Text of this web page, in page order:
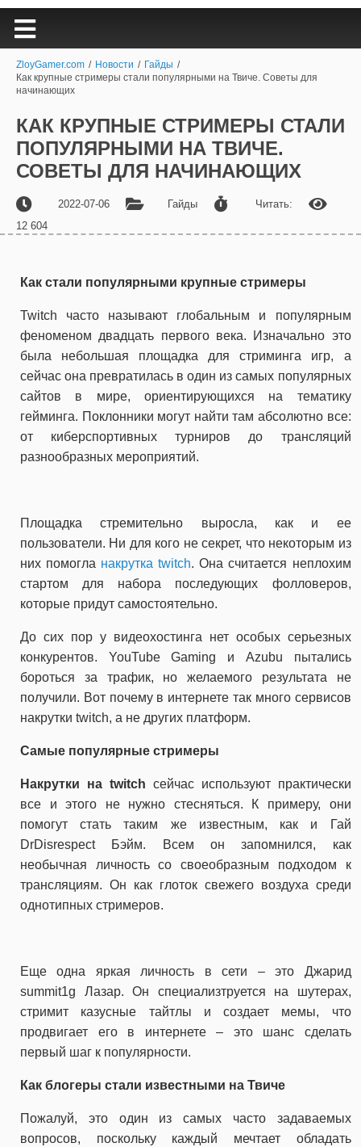
ZloyGamer.com / Новости / Гайды /
Как крупные стримеры стали популярными на Твиче. Советы для
начинающих
КАК КРУПНЫЕ СТРИМЕРЫ СТАЛИ
ПОПУЛЯРНЫМИ НА ТВИЧЕ.
СОВЕТЫ ДЛЯ НАЧИНАЮЩИХ
2022-07-06 Гайды
Читать:
12 604
Как стали популярными крупные стримеры
Twitch часто называют глобальным и популярным
феноменом двадцать первого века. Изначально это
была небольшая площадка для стриминга игр, а
сейчас она превратилась в один из самых популярных
сайтов в мире, ориентирующихся на тематику
гейминга. Поклонники могут найти там абсолютно все:
от киберспортивных турниров до трансляций
разнообразных мероприятий.
Площадка стремительно выросла, как и ее
пользователи. Ни для кого не секрет, что некоторым из
них помогла накрутка twitch. Она считается неплохим
стартом для набора последующих фолловеров,
которые придут самостоятельно.
До сих пор у видеохостинга нет особых серьезных
конкурентов. YouTube Gaming и Azubu пытались
бороться за трафик, но желаемого результата не
получили. Вот почему в интернете так много сервисов
накрутки twitch, а не других платформ.
Самые популярные стримеры
Накрутки на twitch сейчас используют практически
все и этого не нужно стесняться. К примеру, они
помогут стать таким же известным, как и Гай
DrDisrespect Бэйм. Всем он запомнился, как
необычная личность со своеобразным подходом к
трансляциям. Он как глоток свежего воздуха среди
однотипных стримеров.
Еще одна яркая личность в сети – это Джарид
summit1g Лазар. Он специализтруется на шутерах,
стримит казусные тайтлы и создает мемы, что
продвигает его в интернете – это шанс сделать
первый шаг к популярности.
Как блогеры стали известными на Твиче
Пожалуй, это один из самых часто задаваемых
вопросов, поскольку каждый мечтает обладать